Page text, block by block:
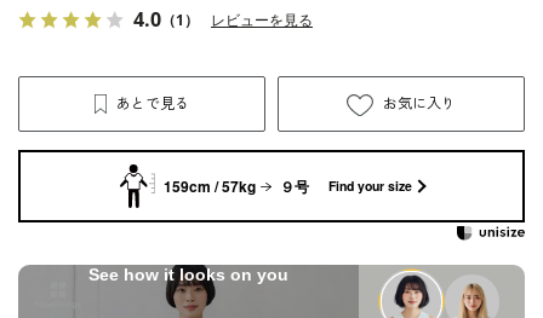
4.0 （1） レビューを見る
あとで見る お気に入り
159cm / 57kg ９号 Find your size
See how it looks on you